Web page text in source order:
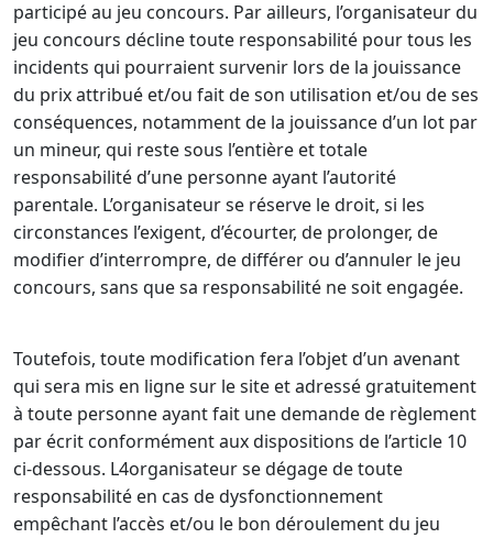
participé au jeu concours. Par ailleurs, l’organisateur du
jeu concours décline toute responsabilité pour tous les
incidents qui pourraient survenir lors de la jouissance
du prix attribué et/ou fait de son utilisation et/ou de ses
conséquences, notamment de la jouissance d’un lot par
un mineur, qui reste sous l’entière et totale
responsabilité d’une personne ayant l’autorité
parentale. L’organisateur se réserve le droit, si les
circonstances l’exigent, d’écourter, de prolonger, de
modifier d’interrompre, de différer ou d’annuler le jeu
concours, sans que sa responsabilité ne soit engagée.
Toutefois, toute modification fera l’objet d’un avenant
qui sera mis en ligne sur le site et adressé gratuitement
à toute personne ayant fait une demande de règlement
par écrit conformément aux dispositions de l’article 10
ci-dessous. L4organisateur se dégage de toute
responsabilité en cas de dysfonctionnement
empêchant l’accès et/ou le bon déroulement du jeu